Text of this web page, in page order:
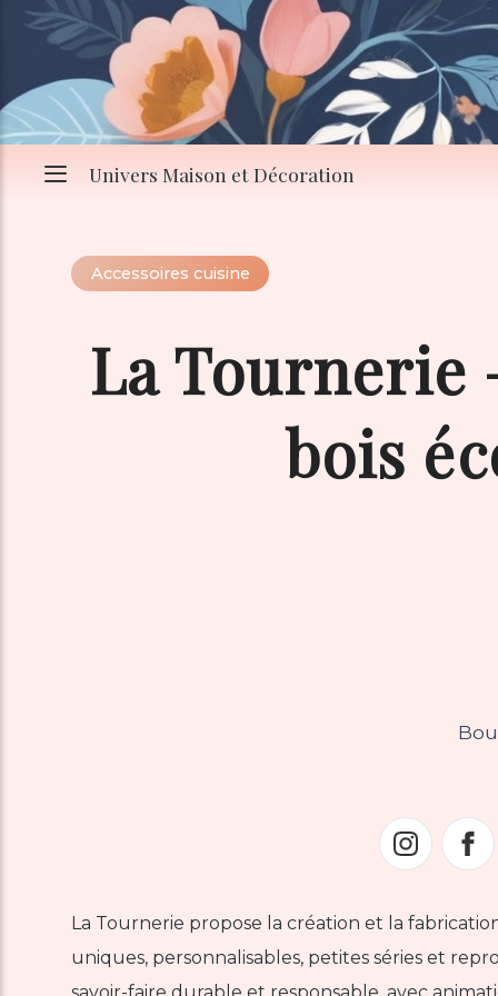
Univers Maison et Décoration
Accessoires cuisine
La Tournerie
bois
La Tournerie propose la création et la
uniques, personnalisables, petites séries et